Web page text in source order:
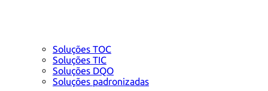
Soluções TOC
Soluções TIC
Soluções DQO
Soluções padronizadas